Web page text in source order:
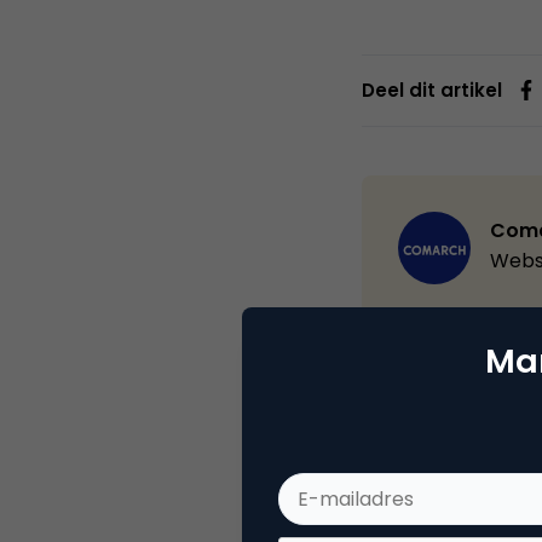
Deel dit artikel
multiple
utilities, retail